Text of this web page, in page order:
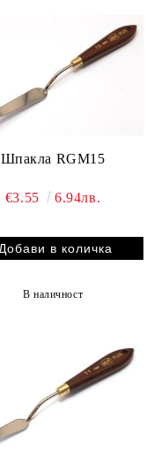
Шпакла RGM15
€3.55 6.94лв.
В наличност